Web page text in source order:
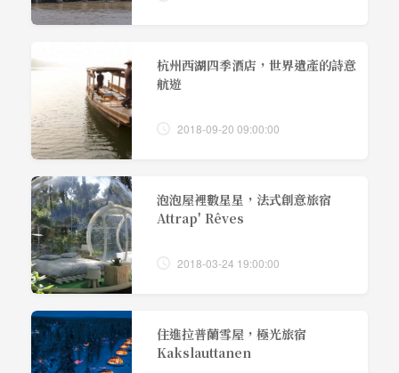
杭州西湖四季酒店，世界遺產的詩意
航遊
2018-09-20 09:00:00
泡泡屋裡數星星，法式創意旅宿
Attrap' Rêves
2018-03-24 19:00:00
住進拉普蘭雪屋，極光旅宿
Kakslauttanen